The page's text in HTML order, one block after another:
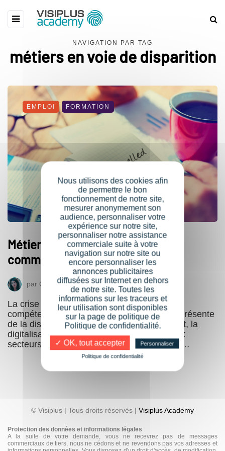
NAVIGATION PAR TAG
métiers en voie de disparition
EMPLOI FORMATION
Métiers en voie de disparition :
comment rebondir ?
par Cécile 12 octobre 2021
La crise a précipité l’obsolescence des
compétences, posant la question déjà très présente
de la disparition de certains métiers. En effet, la
digitalisation s’est accrue dans de nombreux
secteurs, provoquant une remise à plat des…
© Visiplus | Tous droits réservés | Visiplus Academy
Protection des données et informations légales
A la suite de votre demande, vous ne recevrez pas de messages
commerciaux de tiers, nous ne cédons et ne revendons pas vos adresses et
Nous utilisons des cookies afin
de permettre le bon
fonctionnement de notre site,
mesurer anonymement son
audience, personnaliser votre
expérience sur notre site,
personnaliser notre assistance
commerciale suite à votre
navigation sur notre site ou
encore personnaliser les
annonces publicitaires
diffusées sur Internet en dehors
de notre site. Toutes les
informations sur les traceurs et
leur utilisation sont disponibles
sur la page de politique de
Politique de confidentialité.
✓ OK, tout accepter
Personnaliser
Politique de confidentialité